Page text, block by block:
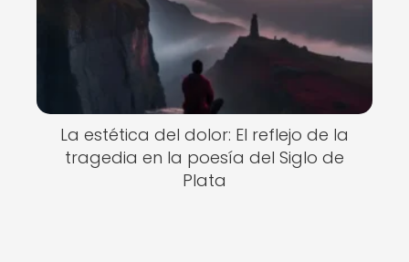
La estética del dolor: El reflejo de la
tragedia en la poesía del Siglo de
Plata